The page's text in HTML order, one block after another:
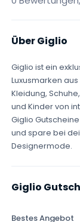
Über Giglio
Giglio ist ein
Luxusmarken
Kleidung,
und Kinder von
Giglio
und spare bei
Designermode.
Giglio
Bestes Angebot